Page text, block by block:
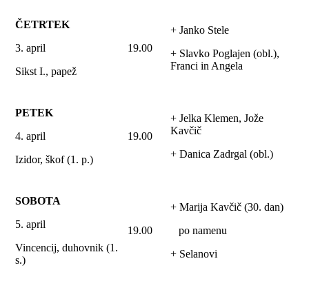
ČETRTEK
3. april
Sikst I., papež
19.00
+ Janko Stele
+ Slavko Poglajen (obl.),
Franci in Angela
PETEK
4. april
Izidor, škof (1. p.)
19.00
+ Jelka Klemen, Jože
Kavčič
+ Danica Zadrgal (obl.)
SOBOTA
5. april
Vincencij, duhovnik (1.
s.)
19.00
+ Marija Kavčič (30. dan)
po namenu
+ Selanovi